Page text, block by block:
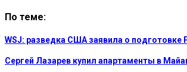
По теме:
WSJ: разведка США заявила о подготовке
Сергей Лазарев купил апартаменты в